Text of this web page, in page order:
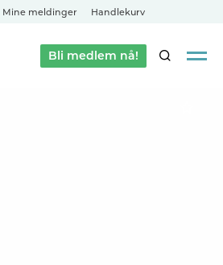
Mine meldinger Handlekurv
Bli medlem nå!SØK